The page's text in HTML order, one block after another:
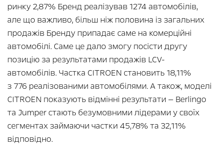
ринку 2,87% Бренд реалізував 1274 автомобілів,
але що важливо, більш ніж половина із загальних
продажів Бренду припадає саме на комерційні
автомобілі. Саме це дало змогу посісти другу
позицію за результатами продажів LCV-
автомобілів. Частка CITROEN становить 18,11%
з 776 реалізованими автомобілями. А також, моделі
CITROEN показують відмінні результати — Berlingo
та Jumper стають безумовними лідерами у своїх
сегментах займаючи частки 45,78% та 32,11%
відповідно.